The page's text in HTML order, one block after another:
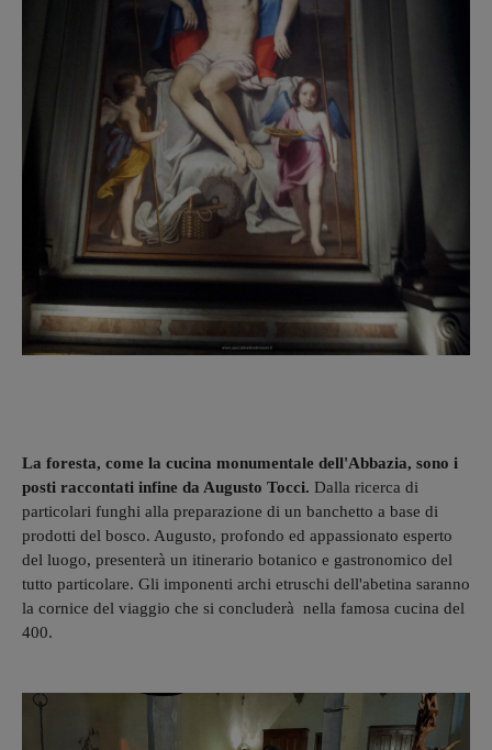
La foresta, come la cucina monumentale dell'Abbazia, sono i
posti raccontati infine da Augusto Tocci. Dalla ricerca di
particolari funghi alla preparazione di un banchetto a base di
prodotti del bosco. Augusto, profondo ed appassionato esperto
del luogo, presenterà un itinerario botanico e gastronomico del
tutto particolare. Gli imponenti archi etruschi dell'abetina saranno
la cornice del viaggio che si concluderà nella famosa cucina del
400.